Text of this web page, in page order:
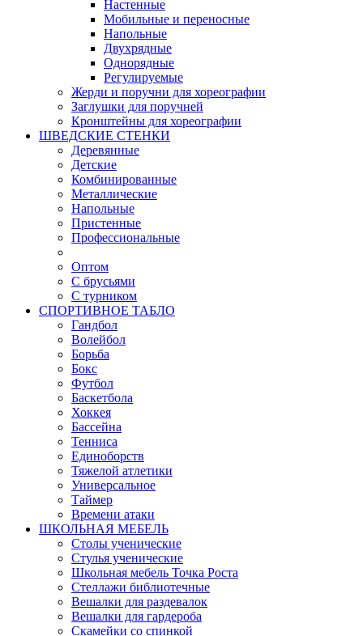
Настенные
Мобильные и переносные
Напольные
Двухрядные
Однорядные
Регулируемые
Жерди и поручни для хореографии
Заглушки для поручней
Кронштейны для хореографии
ШВЕДСКИЕ СТЕНКИ
Деревянные
Детские
Комбинированные
Металлические
Напольные
Пристенные
Профессиональные
Оптом
С брусьями
С турником
СПОРТИВНОЕ ТАБЛО
Гандбол
Волейбол
Борьба
Бокс
Футбол
Баскетбола
Хоккея
Бассейна
Тенниса
Единоборств
Тяжелой атлетики
Универсальное
Таймер
Времени атаки
ШКОЛЬНАЯ МЕБЕЛЬ
Столы ученические
Стулья ученические
Школьная мебель Точка Роста
Стеллажи библиотечные
Вешалки для раздевалок
Вешалки для гардероба
Скамейки со спинкой